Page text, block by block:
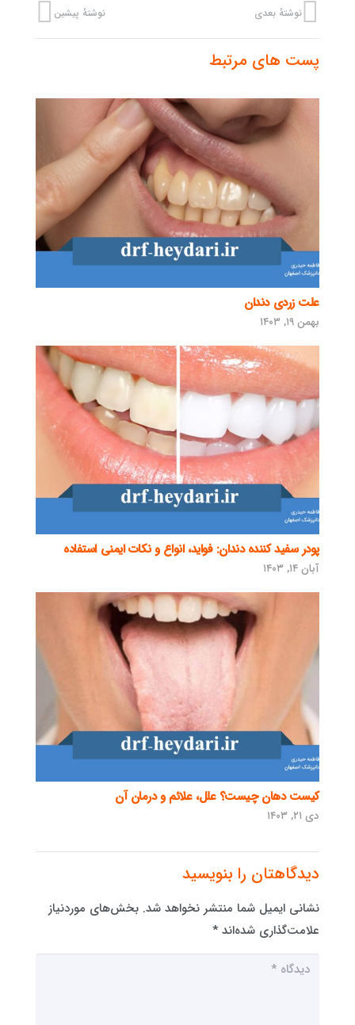
نوشتهٔ پیشین نوشتهٔ بعدی
پست های مرتبط
علت زردی دندان
بهمن ۱۹, ۱۴۰۳
پودر سفید کننده دندان: فواید، انواع و نکات ایمنی استفاده
آبان ۱۴, ۱۴۰۳
کیست دهان چیست؟ علل، علائم و درمان آن
دی ۲۱, ۱۴۰۳
دیدگاهتان را بنویسید
نشانی ایمیل شما منتشر نخواهد شد. بخش‌های موردنیاز
علامت‌گذاری شده‌اند *